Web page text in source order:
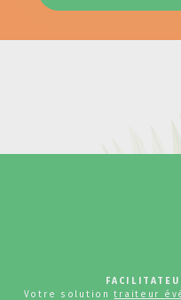
Votre solutiontraiteur